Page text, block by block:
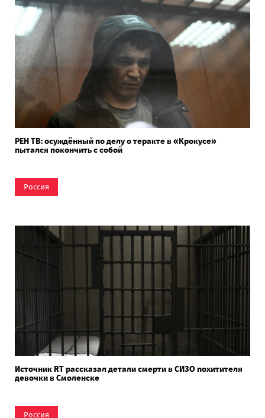
РЕН ТВ: осуждённый по делу о теракте в «Крокусе»
пытался покончить с собой
Россия
Источник RT рассказал детали смерти в СИЗО похитителя
девочки в Смоленске
Россия